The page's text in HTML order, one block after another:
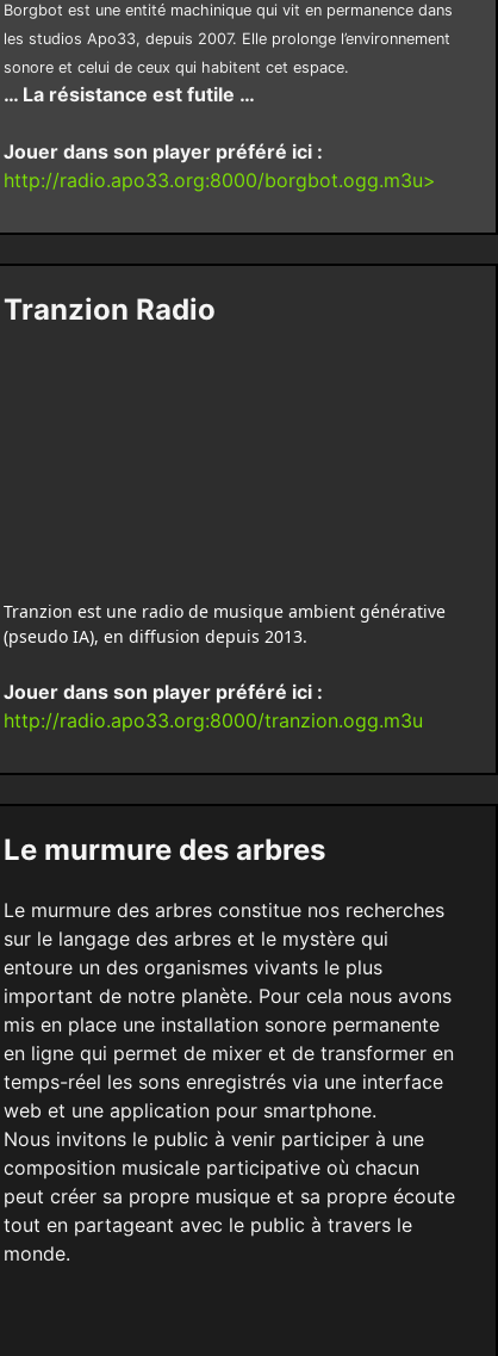
Borgbot est une entité machinique qui vit en permanence dans
les studios Apo33, depuis 2007. Elle prolonge l’environnement
sonore et celui de ceux qui habitent cet espace.
… La résistance est futile …
Jouer dans son player préféré ici :
http://radio.apo33.org:8000/borgbot.ogg.m3u>
Tranzion Radio
Tranzion est une radio de musique ambient générative
(pseudo IA), en diffusion depuis 2013.
Jouer dans son player préféré ici :
http://radio.apo33.org:8000/tranzion.ogg.m3u
Le murmure des arbres
Le murmure des arbres constitue nos recherches
sur le langage des arbres et le mystère qui
entoure un des organismes vivants le plus
important de notre planète. Pour cela nous avons
mis en place une installation sonore permanente
en ligne qui permet de mixer et de transformer en
temps-réel les sons enregistrés via une interface
web et une application pour smartphone.
Nous invitons le public à venir participer à une
composition musicale participative où chacun
peut créer sa propre musique et sa propre écoute
tout en partageant avec le public à travers le
monde.